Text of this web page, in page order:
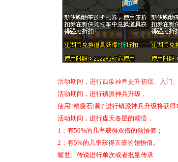
活动期间，进行四象神兽提升初窥、入门
活动期间，进行镇派神兵升级，
使用“精凝石[黄]”进行镇派神兵升级将获得
活动期间，进行虚天各层的领悟，
1 ：有50%的几率获得双倍的领悟值；
2 ：有5%的几率获得五倍的领悟值。
耀世、传说进行单次或者批量传承